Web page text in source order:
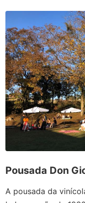
Pousada Don
A pousada da